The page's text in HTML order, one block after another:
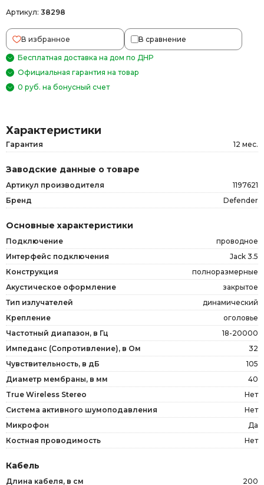
Артикул: 38298
В избранное В сравнение
Бесплатная доставка на дом по ДНР
Официальная гарантия на товар
0 руб. на бонусный счет
Характеристики
Гарантия 12 мес.
Заводские данные о товаре
Артикул производителя
1197621
Бренд
Defender
Основные характеристики
Подключение
проводное
Интерфейс подключения
Jack 3.5
Конструкция
полноразмерные
Акустическое оформление
закрытое
Тип излучателей
динамический
Крепление
оголовье
Частотный диапазон, в Гц
18-20000
Импеданс (Сопротивление), в Ом
32
Чувствительность, в дБ
105
Диаметр мембраны, в мм
40
True Wireless Stereo
Нет
Система активного шумоподавления
Нет
Микрофон
Да
Костная проводимость
Нет
Кабель
Длина кабеля, в см
200